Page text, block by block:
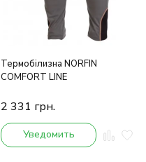
Термобілизна NORFIN
COMFORT LINE
2 331 грн.
Уведомить